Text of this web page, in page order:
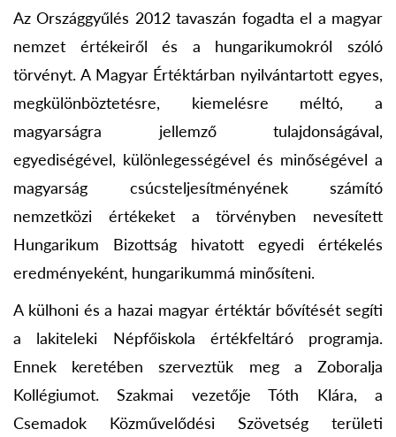
Az Országgyűlés 2012 tavaszán fogadta el a magyar
nemzet értékeiről és a hungarikumokról szóló
törvényt. A Magyar Értéktárban nyilvántartott egyes,
megkülönböztetésre, kiemelésre méltó, a
magyarságra jellemző tulajdonságával,
egyediségével, különlegességével és minőségével a
magyarság csúcsteljesítményének számító
nemzetközi értékeket a törvényben nevesített
Hungarikum Bizottság hivatott egyedi értékelés
eredményeként, hungarikummá minősíteni.
A külhoni és a hazai magyar értéktár bővítését segíti
a lakiteleki Népfőiskola értékfeltáró programja.
Ennek keretében szerveztük meg a Zoboralja
Kollégiumot. Szakmai vezetője Tóth Klára, a
Csemadok Közművelődési Szövetség területi